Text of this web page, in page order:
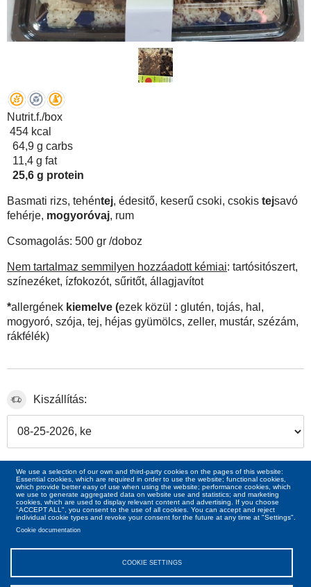
Nutrit.f./box
454 kcal
64,9 g carbs
11,4 g fat
25,6 g protein
Basmati rizs, tehéntej, édesitő, keserű csoki, csokis tejsavó
fehérje, mogyoróvaj, rum
Csomagolás: 500 gr /doboz
Nem tartalmaz semmilyen hozzáadott kémiai: tartósitószert,
színezéket, ízfokozót, sűritőt, állagjavítot
*allergének kiemelve (ezek közül : glutén, tojás, hal,
mogyoró, szója, tej, héjas gyümölcs, zeller, mustár, szézám,
rákfélék)
Kiszállítás:
2299ron
We use a selection of our own and third-party cookies on the pages of this website:
Essential cookies, which are required in order to use the website; functional cookies,
which provide better easy of use when using the website; performance cookies, which
we use to generate aggregated data on website use and statistics; and marketing
cookies, which are used to display relevant content and advertising. If you choose
"ACCEPT ALL", you consent to the use of all cookies. You can accept and reject
individual cookie types and revoke your consent for the future at any time at "Settings".
Cookie documentation
COOKIE SETTINGS